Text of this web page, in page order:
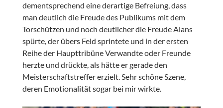
dementsprechend eine derartige Befreiung, dass
man deutlich die Freude des Publikums mit dem
Torschützen und noch deutlicher die Freude Alans
spürte, der übers Feld sprintete und in der ersten
Reihe der Haupttribüne Verwandte oder Freunde
herzte und drückte, als hätte er gerade den
Meisterschaftstreffer erzielt. Sehr schöne Szene,
deren Emotionalität sogar bei mir wirkte.